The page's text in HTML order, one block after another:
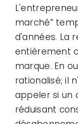
marché”
d'années. La
entièrement
marque. En
rationalisé; il
appeler si un
réduisant